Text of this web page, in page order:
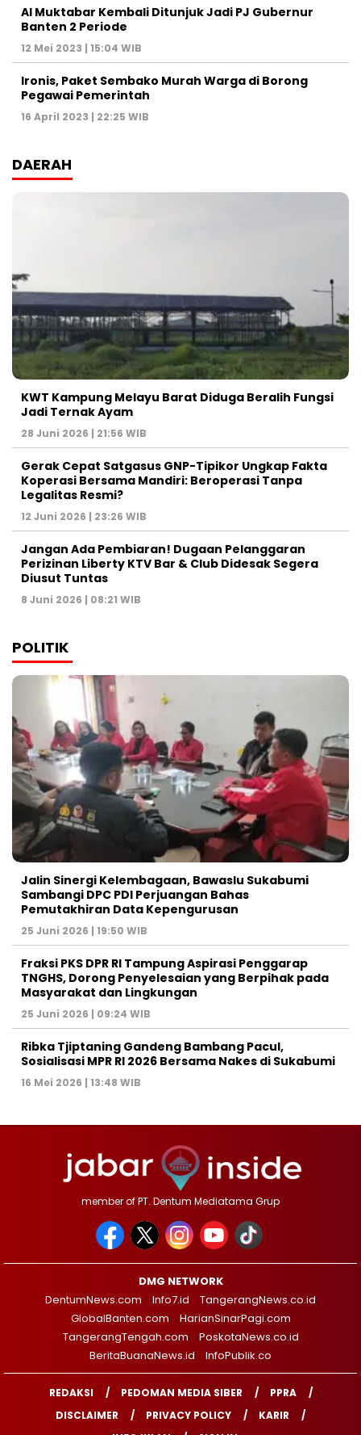
Al Muktabar Kembali Ditunjuk Jadi PJ Gubernur
Banten 2 Periode
12 Mei 2023 | 15:04 WIB
Ironis, Paket Sembako Murah Warga di Borong
Pegawai Pemerintah
16 April 2023 | 22:25 WIB
DAERAH
KWT Kampung Melayu Barat Diduga Beralih Fungsi
Jadi Ternak Ayam
28 Juni 2026 | 21:56 WIB
Gerak Cepat Satgasus GNP-Tipikor Ungkap Fakta
Koperasi Bersama Mandiri: Beroperasi Tanpa
Legalitas Resmi?
12 Juni 2026 | 23:26 WIB
Jangan Ada Pembiaran! Dugaan Pelanggaran
Perizinan Liberty KTV Bar & Club Didesak Segera
Diusut Tuntas
8 Juni 2026 | 08:21 WIB
POLITIK
Jalin Sinergi Kelembagaan, Bawaslu Sukabumi
Sambangi DPC PDI Perjuangan Bahas
Pemutakhiran Data Kepengurusan
25 Juni 2026 | 19:50 WIB
‎Fraksi PKS DPR RI Tampung Aspirasi Penggarap
TNGHS, Dorong Penyelesaian yang Berpihak pada
Masyarakat dan Lingkungan‎
25 Juni 2026 | 09:24 WIB
Ribka Tjiptaning Gandeng Bambang Pacul,
Sosialisasi MPR RI 2026 Bersama Nakes di Sukabumi
16 Mei 2026 | 13:48 WIB
member of PT. Dentum Mediatama Grup
DMG NETWORK
DentumNews.com
Info7.id
TangerangNews.co.id
GlobalBanten.com
HarianSinarPagi.com
TangerangTengah.com
PoskotaNews.co.id
BeritaBuanaNews.id
InfoPublik.co
REDAKSI PEDOMAN MEDIA SIBER
PPRA
DISCLAIMER
PRIVACY POLICY
KARIR